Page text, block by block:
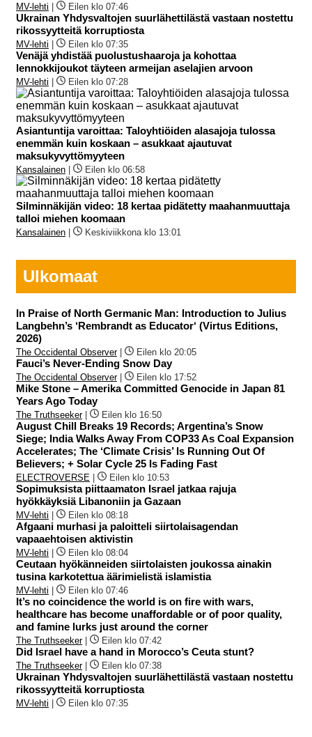
MV-lehti Eilen klo 07:46
Ukrainan Yhdysvaltojen suurlähettilästä vastaan nostettu
rikossyytteitä korruptiosta
MV-lehti Eilen klo 07:35
Venäjä yhdistää puolustushaaroja ja kohottaa
lennokkijoukot täyteen armeijan aselajien arvoon
MV-lehti Eilen klo 07:28
Asiantuntija varoittaa: Taloyhtiöiden alasajoja tulossa
enemmän kuin koskaan – asukkaat ajautuvat
maksukyvyttömyyteen
Kansalainen Eilen klo 06:58
Silminnäkijän video: 18 kertaa pidätetty maahanmuuttaja
talloi miehen koomaan
Kansalainen Keskiviikkona klo 13:01
Ulkomaat
In Praise of North Germanic Man: Introduction to Julius
Langbehn’s ‘Rembrandt as Educator‘ (Virtus Editions,
2026)
The Occidental Observer| Eilen klo 20:05
Fauci’s Never-Ending Snow Day
The Occidental Observer| Eilen klo 17:52
Mike Stone – Amerika Committed Genocide in Japan 81
Years Ago Today
The Truthseeker| Eilen klo 16:50
August Chill Breaks 19 Records; Argentina’s Snow
Siege; India Walks Away From COP33 As Coal Expansion
Accelerates; The ‘Climate Crisis’ Is Running Out Of
Believers; + Solar Cycle 25 Is Fading Fast
ELECTROVERSE Eilen klo 10:53
Sopimuksista piittaamaton Israel jatkaa rajuja
hyökkäyksiä Libanoniin ja Gazaan
MV-lehti Eilen klo 08:18
Afgaani murhasi ja paloitteli siirtolaisagendan
vapaaehtoisen aktivistin
MV-lehti Eilen klo 08:04
Ceutaan hyökänneiden siirtolaisten joukossa ainakin
tusina karkotettua äärimielistä islamistia
MV-lehti Eilen klo 07:46
It’s no coincidence the world is on fire with wars,
healthcare has become unaffordable or of poor quality,
and famine lurks just around the corner
The Truthseeker| Eilen klo 07:42
Did Israel have a hand in Morocco’s Ceuta stunt?
The Truthseeker| Eilen klo 07:38
Ukrainan Yhdysvaltojen suurlähettilästä vastaan nostettu
rikossyytteitä korruptiosta
MV-lehti Eilen klo 07:35